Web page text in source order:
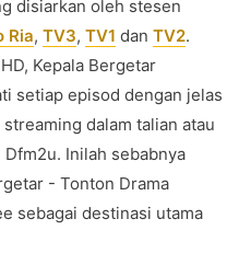
disiarkan oleh stesen
Ria,TV3,TV1 danTV2.
Kepala Bergetar
setiap episod dengan jelas
dalam talian atau
Inilah sebabnya
- Tonton Drama
sebagai destinasi utama